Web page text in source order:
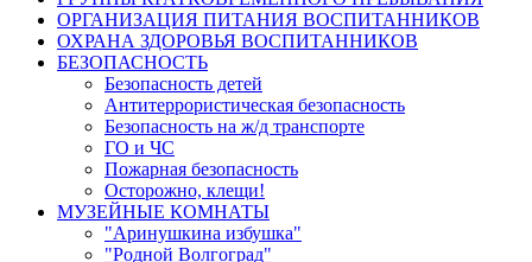
ОРГАНИЗАЦИЯ ПИТАНИЯ ВОСПИТАННИКОВ
ОХРАНА ЗДОРОВЬЯ ВОСПИТАННИКОВ
БЕЗОПАСНОСТЬ
Безопасность детей
Антитеррористическая безопасность
Безопасность на ж/д транспорте
ГО и ЧС
Пожарная безопасность
Осторожно, клещи!
МУЗЕЙНЫЕ КОМНАТЫ
"Аринушкина избушка"
"Родной Волгоград"